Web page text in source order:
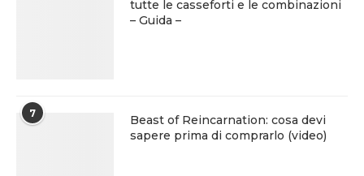
tutte le casseforti e le combinazioni
– Guida –
7
Beast of Reincarnation: cosa devi
sapere prima di comprarlo (video)